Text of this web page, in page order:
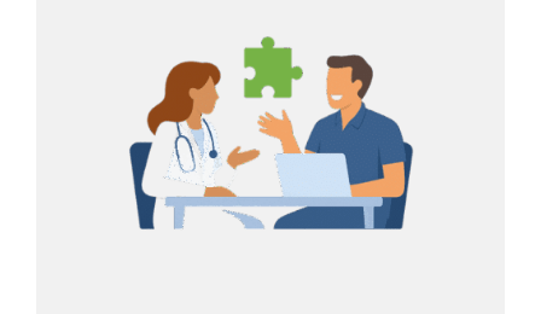
Persönliche Beratung 1x1
Sie haben Fragen oder müssen eine wichtige
Entscheidung treffen? Bei uns haben Sie einen
festen Ansprechpartner, der Ihnen mit Rat und Tat